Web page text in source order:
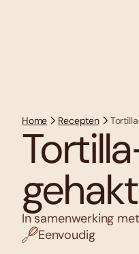
Home Recepten
In samenwerking met
Eenvoudig